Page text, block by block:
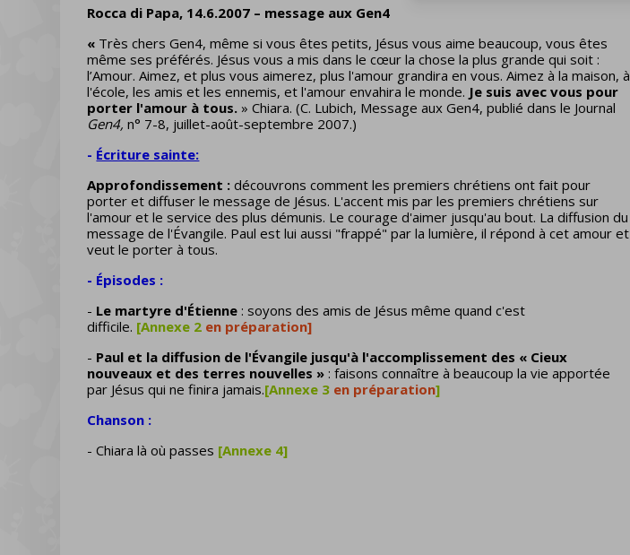
Rocca di Papa, 14.6.2007 – message aux Gen4
« Très chers Gen4, même si vous êtes petits, Jésus vous aime beaucoup, vous êtes
même ses préférés. Jésus vous a mis dans le cœur la chose la plus grande qui soit :
l’Amour. Aimez, et plus vous aimerez, plus l'amour grandira en vous. Aimez à la maison, à
l'école, les amis et les ennemis, et l'amour envahira le monde. Je suis avec vous pour
porter l'amour à tous. » Chiara. (C. Lubich, Message aux Gen4, publié dans le Journal
Gen4,n° 7-8, juillet-août-septembre 2007.)
- Écriture sainte:
Approfondissement : découvrons comment les premiers chrétiens ont fait pour
porter et diffuser le message de Jésus. L'accent mis par les premiers chrétiens sur
l'amour et le service des plus démunis. Le courage d'aimer jusqu'au bout. La diffusion du
message de l'Évangile. Paul est lui aussi "frappé" par la lumière, il répond à cet amour et
veut le porter à tous.
- Épisodes :
- Le martyre d'Étienne : soyons des amis de Jésus même quand c'est
difficile. [Annexe 2 en préparation]
- Paul et la diffusion de l'Évangile jusqu'à l'accomplissement des « Cieux
nouveaux et des terres nouvelles » : faisons connaître à beaucoup la vie apportée
par Jésus qui ne finira jamais.[Annexe 3 en préparation]
Chanson :
- Chiara là où passes [Annexe 4]